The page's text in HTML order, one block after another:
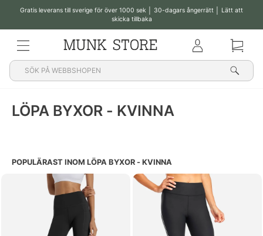
Pausa
Gratis leverans till sverige för över 1000 sek │ 30-dagars ångerrätt │ Lätt att
skicka tillbaka
MENY Klub Korg
LÖPA BYXOR - KVINNA
POPULÄRAST INOM LÖPA BYXOR - KVINNA